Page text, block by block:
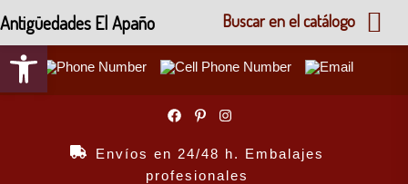
Abrir barra de herramientas
Envíos en 24/48 h. Embalajes
profesionales
Antigüedades El Apaño Buscar en el catálogo